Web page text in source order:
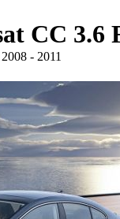
CC 3.6
2008 - 2011